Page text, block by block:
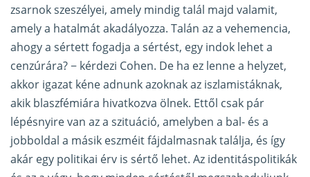
zsarnok szeszélyei, amely mindig talál majd valamit,
amely a hatalmát akadályozza. Talán az a vehemencia,
ahogy a sértett fogadja a sértést, egy indok lehet a
cenzúrára? − kérdezi Cohen. De ha ez lenne a helyzet,
akkor igazat kéne adnunk azoknak az iszlamistáknak,
akik blaszfémiára hivatkozva ölnek. Ettől csak pár
lépésnyire van az a szituáció, amelyben a bal- és a
jobboldal a másik eszméit fájdalmasnak találja, és így
akár egy politikai érv is sértő lehet. Az identitáspolitikák